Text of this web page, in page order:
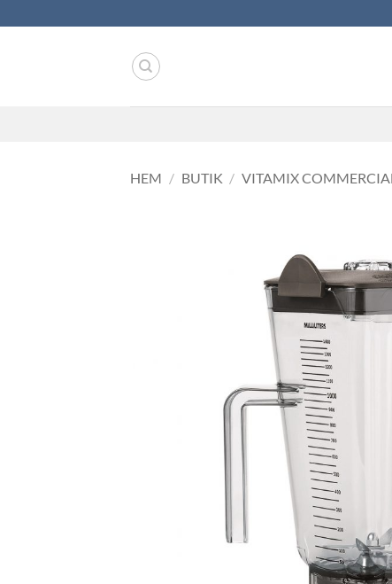
to
HEM / BUTIK / VITAMIX COMMERCIAL